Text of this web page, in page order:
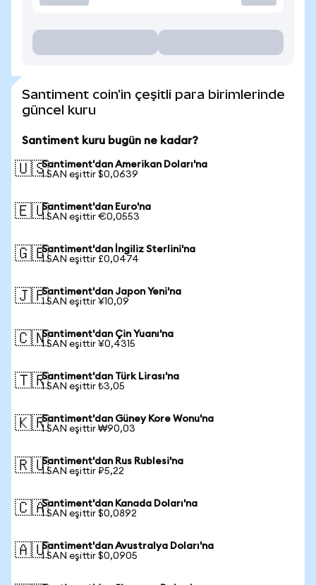
Santiment coin'in çeşitli para birimlerinde
güncel kuru
Santiment kuru bugün ne kadar?
🇺🇸Santiment'dan Amerikan Doları'na
1 SAN eşittir $0,0639
🇪🇺Santiment'dan Euro'na
1 SAN eşittir €0,0553
🇬🇧Santiment'dan İngiliz Sterlini'na
1 SAN eşittir £0,0474
🇯🇵Santiment'dan Japon Yeni'na
1 SAN eşittir ¥10,09
🇨🇳Santiment'dan Çin Yuanı'na
1 SAN eşittir ¥0,4315
🇹🇷Santiment'dan Türk Lirası'na
1 SAN eşittir ₺3,05
🇰🇷Santiment'dan Güney Kore Wonu'na
1 SAN eşittir ₩90,03
🇷🇺Santiment'dan Rus Rublesi'na
1 SAN eşittir ₽5,22
🇨🇦Santiment'dan Kanada Doları'na
1 SAN eşittir $0,0892
🇦🇺Santiment'dan Avustralya Doları'na
1 SAN eşittir $0,0905